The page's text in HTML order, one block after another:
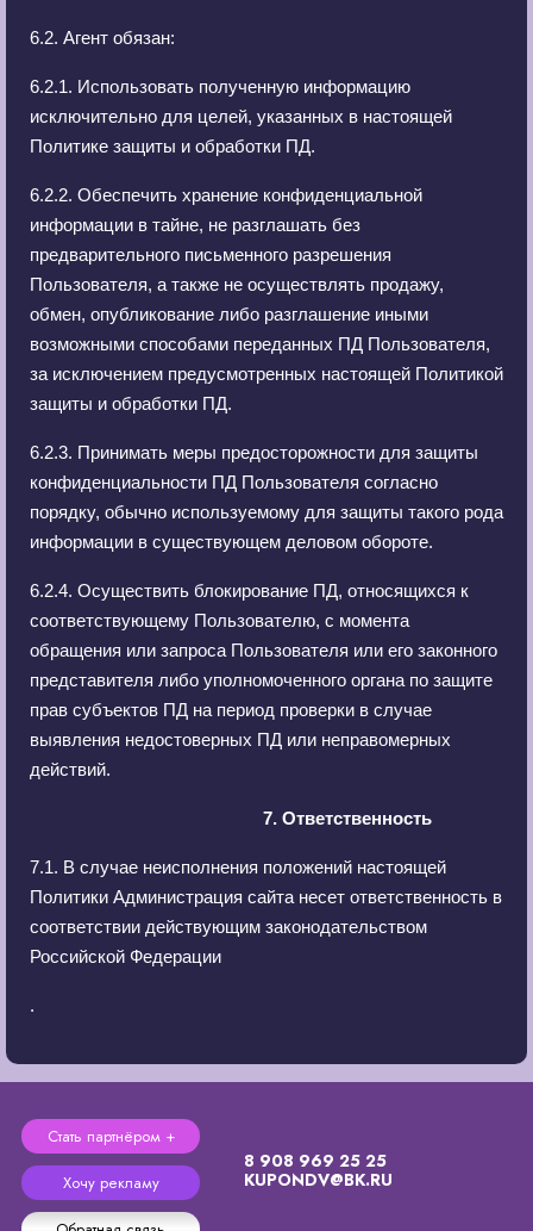
6.2. Агент обязан:
6.2.1. Использовать полученную информацию
исключительно для целей, указанных в настоящей
Политике защиты и обработки ПД.
6.2.2. Обеспечить хранение конфиденциальной
информации в тайне, не разглашать без
предварительного письменного разрешения
Пользователя, а также не осуществлять продажу,
обмен, опубликование либо разглашение иными
возможными способами переданных ПД Пользователя,
за исключением предусмотренных настоящей Политикой
защиты и обработки ПД.
6.2.3. Принимать меры предосторожности для защиты
конфиденциальности ПД Пользователя согласно
порядку, обычно используемому для защиты такого рода
информации в существующем деловом обороте.
6.2.4. Осуществить блокирование ПД, относящихся к
соответствующему Пользователю, с момента
обращения или запроса Пользователя или его законного
представителя либо уполномоченного органа по защите
прав субъектов ПД на период проверки в случае
выявления недостоверных ПД или неправомерных
действий.
7. Ответственность
7.1. В случае неисполнения положений настоящей
Политики Администрация сайта несет ответственность в
соответствии действующим законодательством
Российской Федерации
.
Стать партнёром +
Хочу рекламу
8 908 969 25 25
KUPONDV@BK.RU